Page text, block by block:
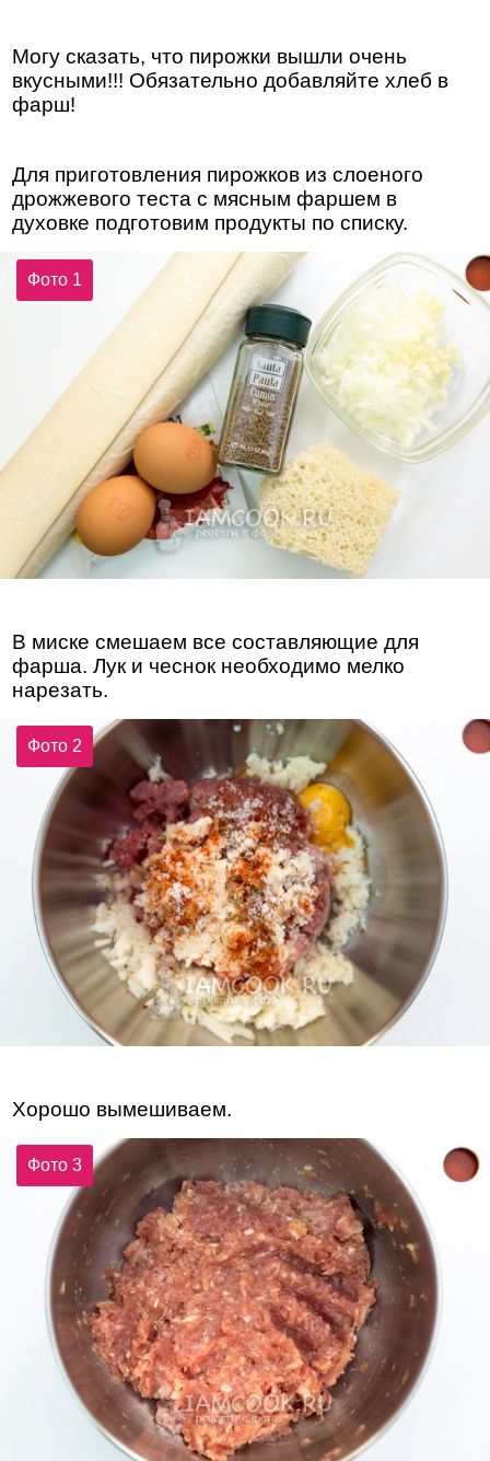
Могу сказать, что пирожки вышли очень
вкусными!!! Обязательно добавляйте хлеб в
фарш!
Для приготовления пирожков из слоеного
дрожжевого теста с мясным фаршем в
духовке подготовим продукты по списку.
Фото 1
В миске смешаем все составляющие для
фарша. Лук и чеснок необходимо мелко
нарезать.
Фото 2
Хорошо вымешиваем.
Фото 3